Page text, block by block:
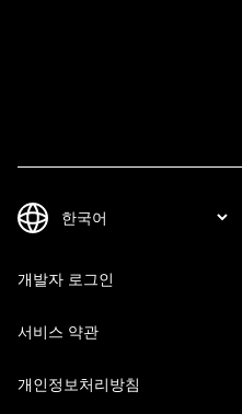
개발자 로그인
서비스 약관
개인정보처리방침